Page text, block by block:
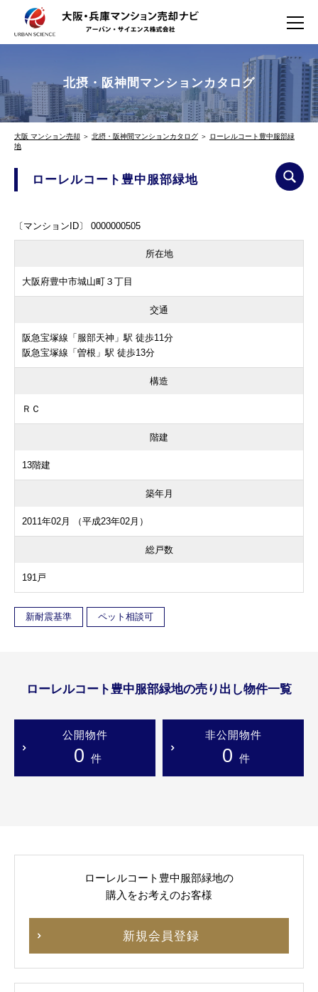
北摂・阪神間マンションカタログ
大阪 マンション売却 ＞ 北摂・阪神間マンションカタログ ＞ ローレルコート豊中服部緑
地
ローレルコート豊中服部緑地
〔マンションID〕 0000000505
所在地
大阪府豊中市城山町３丁目
交通
阪急宝塚線「服部天神」駅 徒歩11分
阪急宝塚線「曽根」駅 徒歩13分
構造
ＲＣ
階建
13階建
築年月
2011年02月 （平成23年02月）
総戸数
191戸
新耐震基準 ペット相談可
ローレルコート豊中服部緑地の売り出し物件一覧
公開物件
0 件
非公開物件
0 件
ローレルコート豊中服部緑地の
購入をお考えのお客様
新規会員登録